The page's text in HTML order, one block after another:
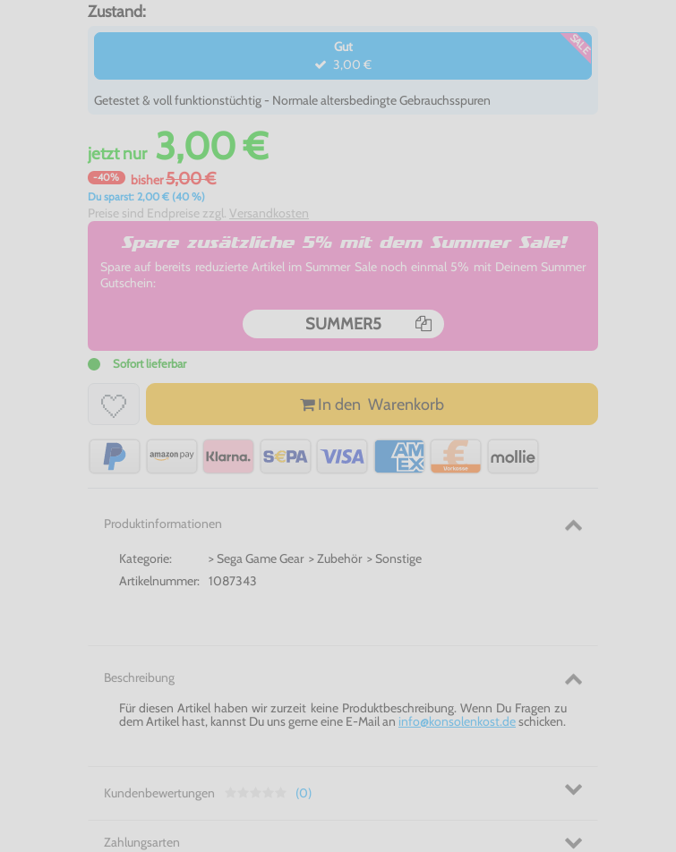
Zustand:
Gut
3,00 €
SALE
Getestet & voll funktionstüchtig - Normale altersbedingte Gebrauchsspuren
jetztnur3,00 €
-40% bisher5,00 €
Du sparst: 2,00 € (40 %)
Preise sind Endpreise zzgl. Versandkosten
Spare zusätzliche 5% mit dem Summer Sale!
Spare auf bereits reduzierte Artikel im Summer Sale noch einmal 5% mit Deinem Summer
Gutschein:
SUMMER5
Sofort lieferbar
In den Warenkorb
Produktinformationen
Kategorie:
> Sega Game Gear > Zubehör > Sonstige
Artikelnummer:
1087343
Beschreibung
Für diesen Artikel haben wir zurzeit keine Produktbeschreibung. Wenn Du Fragen zu
dem Artikel hast, kannst Du uns gerne eine E-Mail an info@konsolenkost.deschicken.
Kundenbewertungen (0)
Zahlungsarten